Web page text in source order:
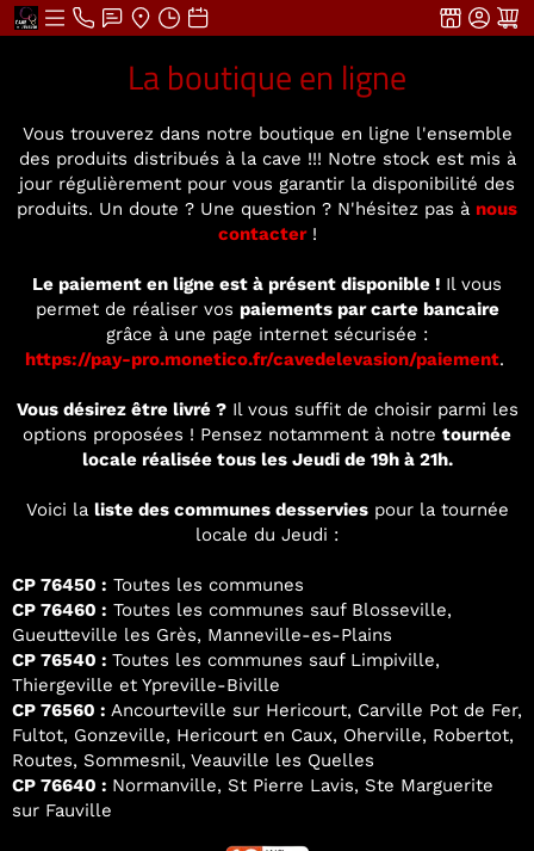
La boutique en ligne
Vous trouverez dans notre boutique en ligne l'ensemble
des produits distribués à la cave !!! Notre stock est mis à
jour régulièrement pour vous garantir la disponibilité des
produits. Un doute ? Une question ? N'hésitez pas à nous
contacter!
Le paiement en ligne est à présent disponible ! Il vous
permet de réaliser vos paiements par carte bancaire
grâce à une page internet sécurisée :
https://pay-pro.monetico.fr/cavedelevasion/paiement.
Vous désirez être livré ?Il vous suffit de choisir parmi les
options proposées ! Pensez notamment à notre tournée
locale réalisée tous les Jeudi de 19h à 21h.
Voici la liste des communes desserviespour la tournée
locale du Jeudi :
CP 76450 : Toutes les communes
CP 76460 : Toutes les communes sauf Blosseville,
Gueutteville les Grès, Manneville-es-Plains
CP 76540 : Toutes les communes sauf Limpiville,
Thiergeville et Ypreville-Biville
CP 76560 : Ancourteville sur Hericourt, Carville Pot de Fer,
Fultot, Gonzeville, Hericourt en Caux, Oherville, Robertot,
Routes, Sommesnil, Veauville les Quelles
CP 76640 : Normanville, St Pierre Lavis, Ste Marguerite
sur Fauville